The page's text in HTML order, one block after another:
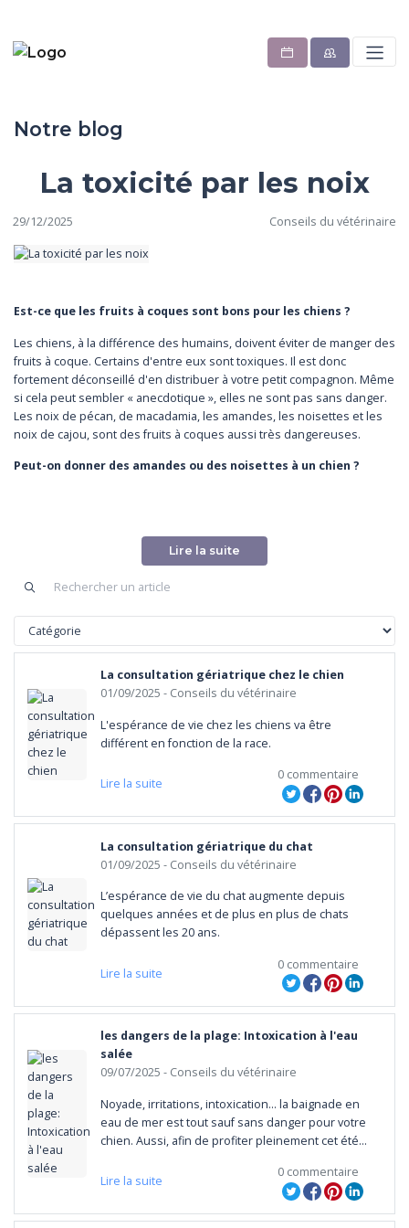
Notre blog
La toxicité par les noix
29/12/2025 Conseils du vétérinaire
Est-ce que les fruits à coques sont bons pour les chiens ?
Les chiens, à la différence des humains, doivent éviter de manger des
fruits à coque. Certains d'entre eux sont toxiques. Il est donc
fortement déconseillé d'en distribuer à votre petit compagnon. Même
si cela peut sembler « anecdotique », elles ne sont pas sans danger.
Les noix de pécan, de macadamia, les amandes, les noisettes et les
noix de cajou, sont des fruits à coques aussi très dangereuses.
Peut-on donner des amandes ou des noisettes à un chien ?
poids. Cela provoque à forte dose des problèmes digestifs comme
des maux d'estomac. À contrario, ce fruit est pauvre en sucre et riche
en protéines, lipides et vitamine E. Cette dernière apporte douceur et
brillance du poil. Pour un beau pelage, certains compléments
Les amandes sont également déconseillées pour nos compagnons
canins. Celles-ci sont trop riches en matières grasses et en
phosphore. De plus, celles consommées par les humains sont
généralement assaisonnées et salées.
Les chiens peuvent-ils manger des noix de pécan ?
La forte teneur en juglone provoque des troubles intestinaux
(vomissements, diarrhées...) chez nos amis canins. Tout comme les
noix traditionnelles, il est fortement déconseillé de leur donner des
peut trembler et convulser. Elles peuvent également présenter des
moisissures, qui engendrent des problèmes de santé. Pour éviter
toute intoxication chez votre chien, il est déconseillé de donner des
noix de pécan.
Les noix de cajou sont-elles toxiques ?
Les noix de cajou peuvent être bénéfiques à très petites doses.
Néanmoins, elles sont riches en graisses monoinsaturées et
polyinsaturées ce qui les rende très grasses. Le risque de surpoids
diabète, certains cancers ou encore les troubles cutanés ou
Pourquoi les noix de Macadamia sont encore plus toxiques ?
Ce sont les noix de Macadamia qui sont réputées être les plus
dangereuses. On les retrouve dans de nombreuses compositions
alimentaires : cookies ou encore diverses sucreries qu’il ne convient
pas à donner à votre chien, même en guise de friandise pour lui faire
un petit plaisir !
Les noix de Macadamia sont donc toxiques pour le chien, et ce même
si elles sont correctement conservées. La dose toxique minimale est
Lire la suite
La consultation gériatrique chez le chien
01/09/2025 - Conseils du vétérinaire
L'espérance de vie chez les chiens va être
différent en fonction de la race.
Lire la suite
0 commentaire
La consultation gériatrique du chat
01/09/2025 - Conseils du vétérinaire
L’espérance de vie du chat augmente depuis
quelques années et de plus en plus de chats
dépassent les 20 ans.
Lire la suite
0 commentaire
les dangers de la plage: Intoxication à l'eau
salée
09/07/2025 - Conseils du vétérinaire
Noyade, irritations, intoxication… la baignade en
eau de mer est tout sauf sans danger pour votre
chien. Aussi, afin de profiter pleinement cet été
quelques précautions sont nécessaires.
Lire la suite
0 commentaire